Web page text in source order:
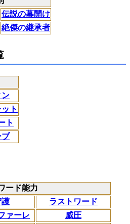
伝説の幕開け
絶傑の継承者
ン
ト
ト
ブ
ード能力
護
ラストワード
ァーレ
威圧